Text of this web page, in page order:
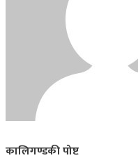
कालिगण्डकी पोष्ट